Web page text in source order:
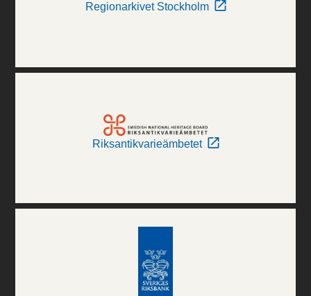
Regionarkivet Stockholm
Riksantikvarieämbetet